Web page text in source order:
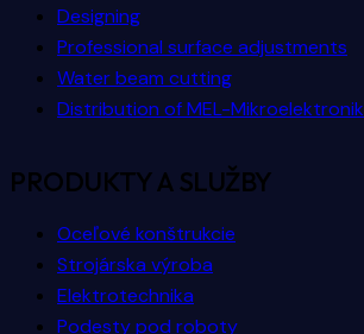
Designing
Professional surface adjustments
Water beam cutting
Distribution of MEL-Mikroelektronik
PRODUKTY A SLUŽBY
Oceľové konštrukcie
Strojárska výroba
Elektrotechnika
Podesty pod roboty